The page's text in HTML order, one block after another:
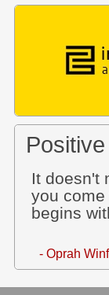
It doesn't
you
begins
- Oprah